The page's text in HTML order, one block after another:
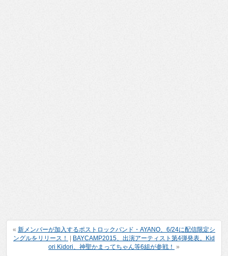
« 新メンバーが加入するポストロックバンド・AYANO、6/24に配信限定シ
ングルをリリース！
| BAYCAMP2015、出演アーティスト第4弾発表。Kid
ori Kidori、神聖かまってちゃん等6組が参戦！ »